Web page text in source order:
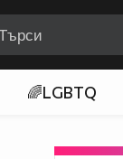
🌈LGBTQ